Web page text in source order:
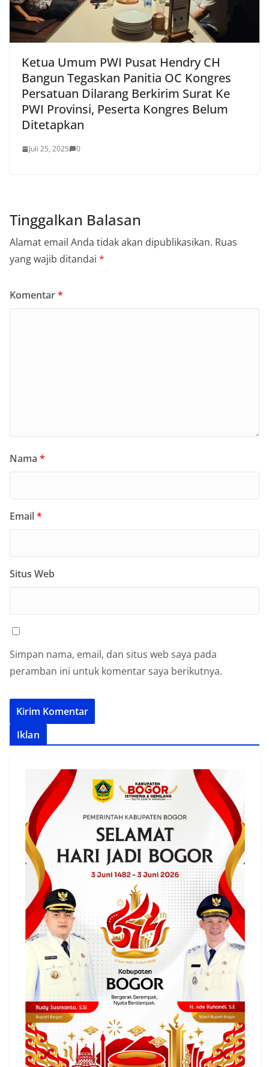
Ketua Umum PWI Pusat Hendry CH
Bangun Tegaskan Panitia OC Kongres
Persatuan Dilarang Berkirim Surat Ke
PWI Provinsi, Peserta Kongres Belum
Ditetapkan
Juli 25, 2025 0
Tinggalkan Balasan
Alamat email Anda tidak akan dipublikasikan. Ruas
yang wajib ditandai *
Komentar*
Nama *
Email*
Situs Web
Simpan nama, email, dan situs web saya pada
peramban ini untuk komentar saya berikutnya.
Iklan